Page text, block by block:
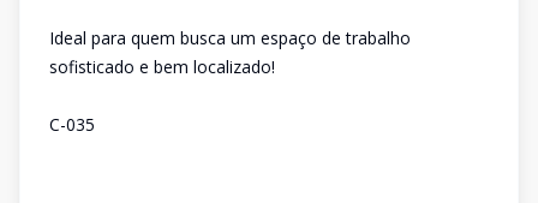
Ideal para quem busca um espaço de trabalho
sofisticado e bem localizado!
C-035